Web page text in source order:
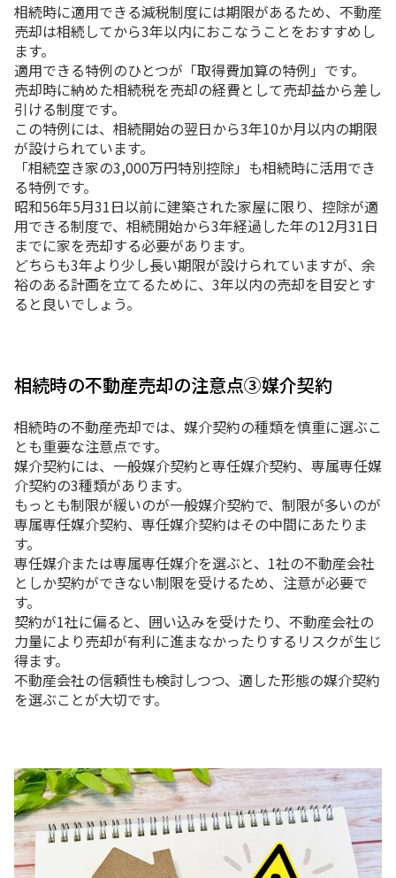
相続時に適用できる減税制度には期限があるため、不動産
売却は相続してから3年以内におこなうことをおすすめし
ます。
適用できる特例のひとつが「取得費加算の特例」です。
売却時に納めた相続税を売却の経費として売却益から差し
引ける制度です。
この特例には、相続開始の翌日から3年10か月以内の期限
が設けられています。
「相続空き家の3,000万円特別控除」も相続時に活用でき
る特例です。
昭和56年5月31日以前に建築された家屋に限り、控除が適
用できる制度で、相続開始から3年経過した年の12月31日
までに家を売却する必要があります。
どちらも3年より少し長い期限が設けられていますが、余
裕のある計画を立てるために、3年以内の売却を目安とす
ると良いでしょう。
相続時の不動産売却の注意点③媒介契約
相続時の不動産売却では、媒介契約の種類を慎重に選ぶこ
とも重要な注意点です。
媒介契約には、一般媒介契約と専任媒介契約、専属専任媒
介契約の3種類があります。
もっとも制限が緩いのが一般媒介契約で、制限が多いのが
専属専任媒介契約、専任媒介契約はその中間にあたりま
す。
専任媒介または専属専任媒介を選ぶと、1社の不動産会社
としか契約ができない制限を受けるため、注意が必要で
す。
契約が1社に偏ると、囲い込みを受けたり、不動産会社の
力量により売却が有利に進まなかったりするリスクが生じ
得ます。
不動産会社の信頼性も検討しつつ、適した形態の媒介契約
を選ぶことが大切です。